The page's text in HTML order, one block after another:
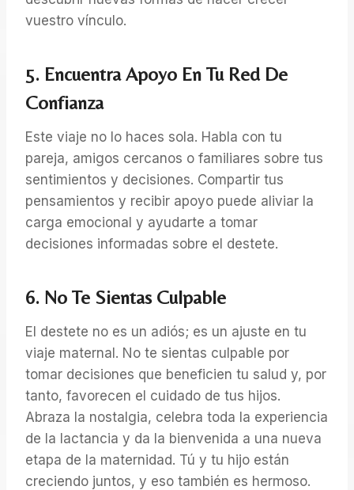
vuestro vínculo.
5. Encuentra Apoyo En Tu Red De
Confianza
Este viaje no lo haces sola. Habla con tu
pareja, amigos cercanos o familiares sobre tus
sentimientos y decisiones. Compartir tus
pensamientos y recibir apoyo puede aliviar la
carga emocional y ayudarte a tomar
decisiones informadas sobre el destete.
6. No Te Sientas Culpable
El destete no es un adiós; es un ajuste en tu
viaje maternal. No te sientas culpable por
tomar decisiones que beneficien tu salud y, por
tanto, favorecen el cuidado de tus hijos.
Abraza la nostalgia, celebra toda la experiencia
de la lactancia y da la bienvenida a una nueva
etapa de la maternidad. Tú y tu hijo están
creciendo juntos, y eso también es hermoso.